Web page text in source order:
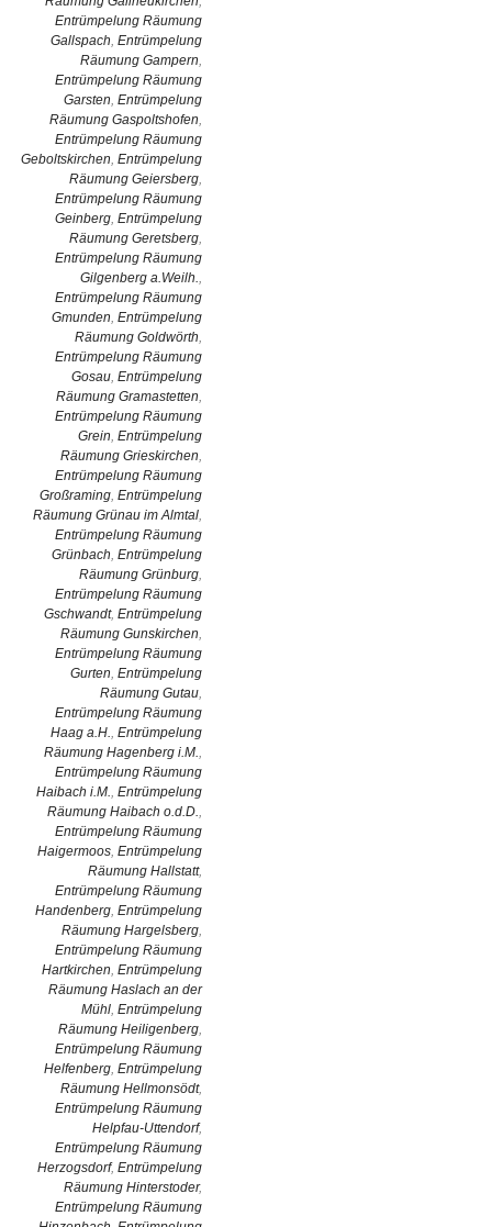
Entrümpelung Räumung
Gallspach, Entrümpelung
Räumung Gampern,
Entrümpelung Räumung
Garsten, Entrümpelung
Räumung Gaspoltshofen,
Entrümpelung Räumung
Geboltskirchen, Entrümpelung
Räumung Geiersberg,
Entrümpelung Räumung
Geinberg, Entrümpelung
Räumung Geretsberg,
Entrümpelung Räumung
Gilgenberg a.Weilh.,
Entrümpelung Räumung
Gmunden, Entrümpelung
Räumung Goldwörth,
Entrümpelung Räumung
Gosau, Entrümpelung
Räumung Gramastetten,
Entrümpelung Räumung
Grein, Entrümpelung
Räumung Grieskirchen,
Entrümpelung Räumung
Großraming, Entrümpelung
Räumung Grünau im Almtal,
Entrümpelung Räumung
Grünbach, Entrümpelung
Räumung Grünburg,
Entrümpelung Räumung
Gschwandt, Entrümpelung
Räumung Gunskirchen,
Entrümpelung Räumung
Gurten, Entrümpelung
Räumung Gutau,
Entrümpelung Räumung
Haag a.H., Entrümpelung
Räumung Hagenberg i.M.,
Entrümpelung Räumung
Haibach i.M., Entrümpelung
Räumung Haibach o.d.D.,
Entrümpelung Räumung
Haigermoos, Entrümpelung
Räumung Hallstatt,
Entrümpelung Räumung
Handenberg, Entrümpelung
Räumung Hargelsberg,
Entrümpelung Räumung
Hartkirchen, Entrümpelung
Räumung Haslach an der
Mühl, Entrümpelung
Räumung Heiligenberg,
Entrümpelung Räumung
Helfenberg, Entrümpelung
Räumung Hellmonsödt,
Entrümpelung Räumung
Helpfau-Uttendorf,
Entrümpelung Räumung
Herzogsdorf, Entrümpelung
Räumung Hinterstoder,
Entrümpelung Räumung